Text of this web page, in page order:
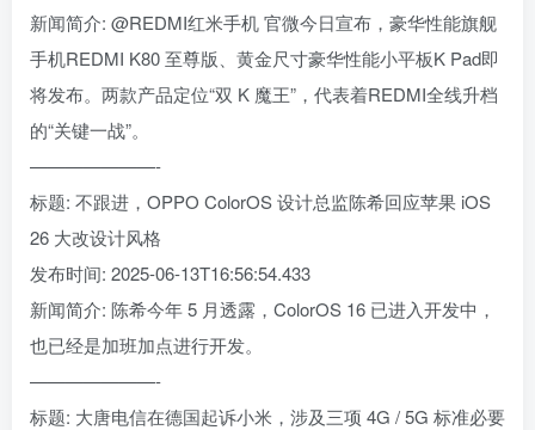
新闻简介: @REDMI红米手机 官微今日宣布，豪华性能旗舰
手机REDMI K80 至尊版、黄金尺寸豪华性能小平板K Pad即
将发布。两款产品定位“双 K 魔王”，代表着REDMI全线升档
的“关键一战”。
———————-
标题: 不跟进，OPPO ColorOS 设计总监陈希回应苹果 iOS
26 大改设计风格
发布时间: 2025-06-13T16:56:54.433
新闻简介: 陈希今年 5 月透露，ColorOS 16 已进入开发中，
也已经是加班加点进行开发。
———————-
标题: 大唐电信在德国起诉小米，涉及三项 4G / 5G 标准必要